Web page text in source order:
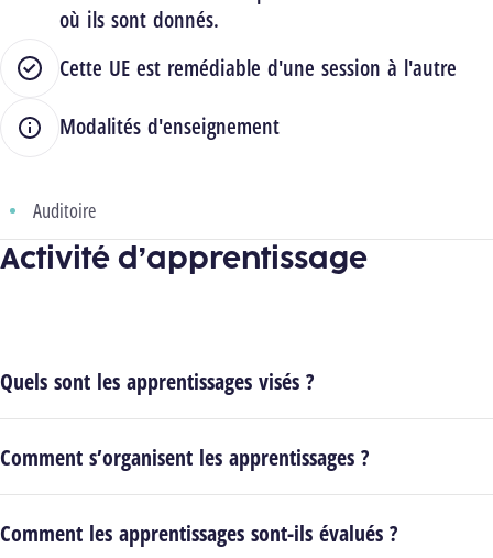
où ils sont donnés.
Cette UE est remédiable d'une session à l'autre
Modalités d'enseignement
Auditoire
Activité d’apprentissage
Quels sont les apprentissages visés ?
Comment s’organisent les apprentissages ?
Comment les apprentissages sont-ils évalués ?